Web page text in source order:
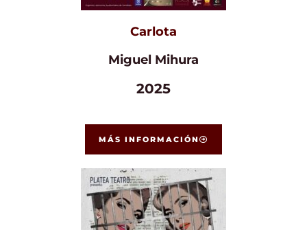
Carlota
Miguel Mihura
2025
MÁS INFORMACIÓN